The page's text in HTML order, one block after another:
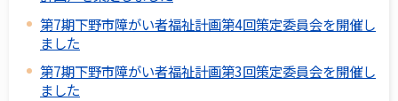
第7期下野市障がい者福祉計画第4回策定委員会を開催し
ました
第7期下野市障がい者福祉計画第3回策定委員会を開催し
ました